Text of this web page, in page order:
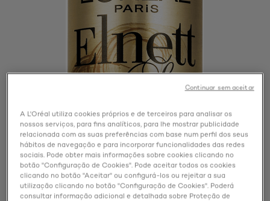
A L'Oréal utiliza cookies próprios e de terceiros para analisar os
nossos serviços, para fins analíticos, para lhe mostrar publicidade
relacionada com as suas preferências com base num perfil dos seus
hábitos de navegação e para incorporar funcionalidades das redes
sociais. Pode obter mais informações sobre cookies clicando no
botão "Configuração de Cookies". Pode aceitar todos os cookies
clicando no botão "Aceitar" ou configurá-los ou rejeitar a sua
utilização clicando no botão "Configuração de Cookies". Poderá
consultar informação adicional e detalhada sobre Proteção de
Continuar sem aceitar